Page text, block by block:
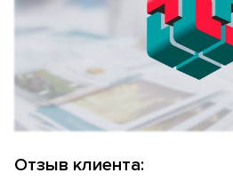
Отзыв клиента: